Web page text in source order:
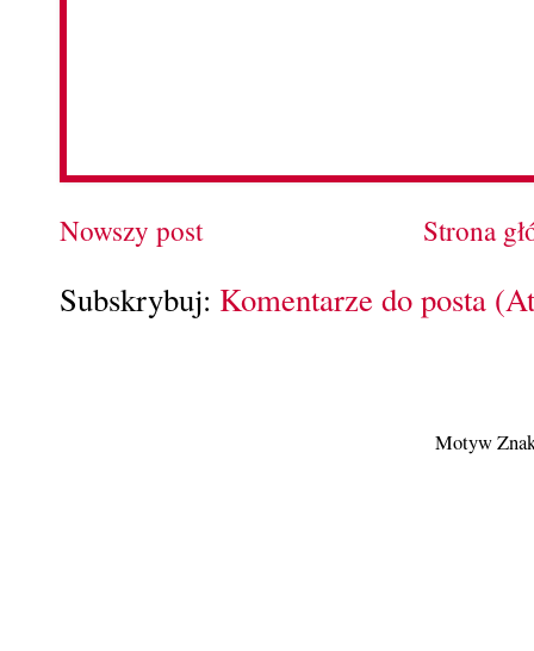
Nowszy post Strona
Subskrybuj: Komentarze do posta
Motyw